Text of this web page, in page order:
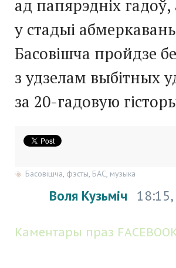
ад папярэдніх
у стадыі
Басовішча пройдзе
з удзелам выбітных
за 20-гадовую
Басовішча фэсты БАС музыка
Воля Кузьміч
Каментары праз